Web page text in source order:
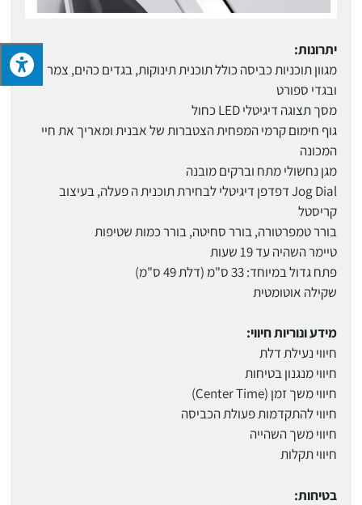
יתרונות:
מגוון תוכניות כביסה כולל תוכנית תינוקות, בגדים כהים, צמר
ובגדי ספורט
מסך תצוגה דיגיטלי LED כחול
גוף חימום קרמי המפחית הצטברות של אבנית ומאריך את חיי
המכונה
מגן נחשולי מתח וברקים מובנה
Jog Dial דפדפן דיגיטלי לבחירת תוכנית ה פעלה, בעיצוב
קריסטל
בורר טמפרטורה, בורר סחיטה, בורר כמות שטיפות
טיימר השהיה עד 19 שעות
פתח גדול במיוחד: 33 ס"מ (דלת 49 ס"מ)
שקילה אוטומטית
מידע ונוריות חיווי:
חיווי נעילת דלת
חיווי מנגנון בטיחות
חיווי משך זמן (Center Time)
חיווי להתקדמות פעולת הכביסה
חיווי משך השהייה
חיווי תקלות
בטיחות: